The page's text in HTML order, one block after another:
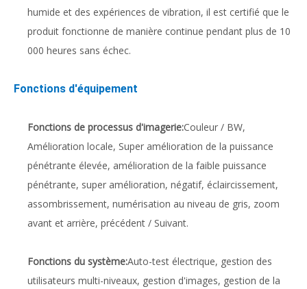
humide et des expériences de vibration, il est certifié que le
produit fonctionne de manière continue pendant plus de 10
000 heures sans échec.
Fonctions d'équipement
Fonctions de processus d'imagerie:Couleur / BW,
Amélioration locale, Super amélioration de la puissance
pénétrante élevée, amélioration de la faible puissance
pénétrante, super amélioration, négatif, éclaircissement,
assombrissement, numérisation au niveau de gris, zoom
avant et arrière, précédent / Suivant.
Fonctions du système:Auto-test électrique, gestion des
utilisateurs multi-niveaux, gestion d'images, gestion de la